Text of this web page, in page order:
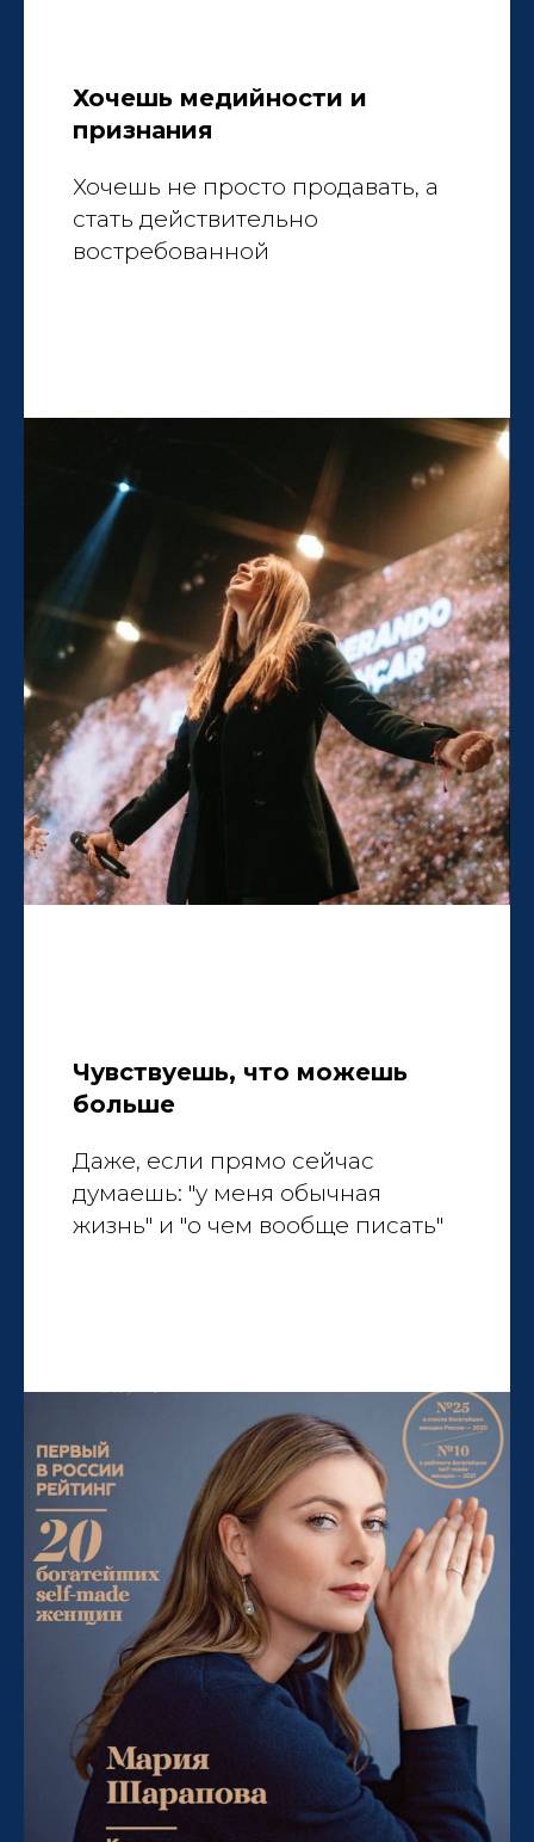
Хочешь медийности и
признания
Хочешь не просто продавать, а
стать действительно
востребованной
Чувствуешь, что можешь
больше
Даже, если прямо сейчас
думаешь: "у меня обычная
жизнь" и "о чем вообще писать"